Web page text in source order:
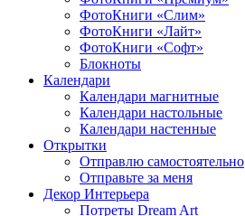
ФотоКниги «Слим»
ФотоКниги «Лайт»
ФотоКниги «Софт»
Блокноты
Календари
Календари магнитные
Календари настольные
Календари настенные
Открытки
Отправлю самостоятельно
Отправьте за меня
Декор Интерьера
Потреты Dream Art